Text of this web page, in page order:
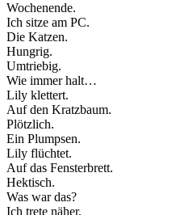
Wochenende.
Ich sitze am PC.
Die Katzen.
Hungrig.
Umtriebig.
Wie immer halt…
Lily klettert.
Auf den Kratzbaum.
Plötzlich.
Ein Plumpsen.
Lily flüchtet.
Auf das Fensterbrett.
Hektisch.
Was war das?
Ich trete näher.